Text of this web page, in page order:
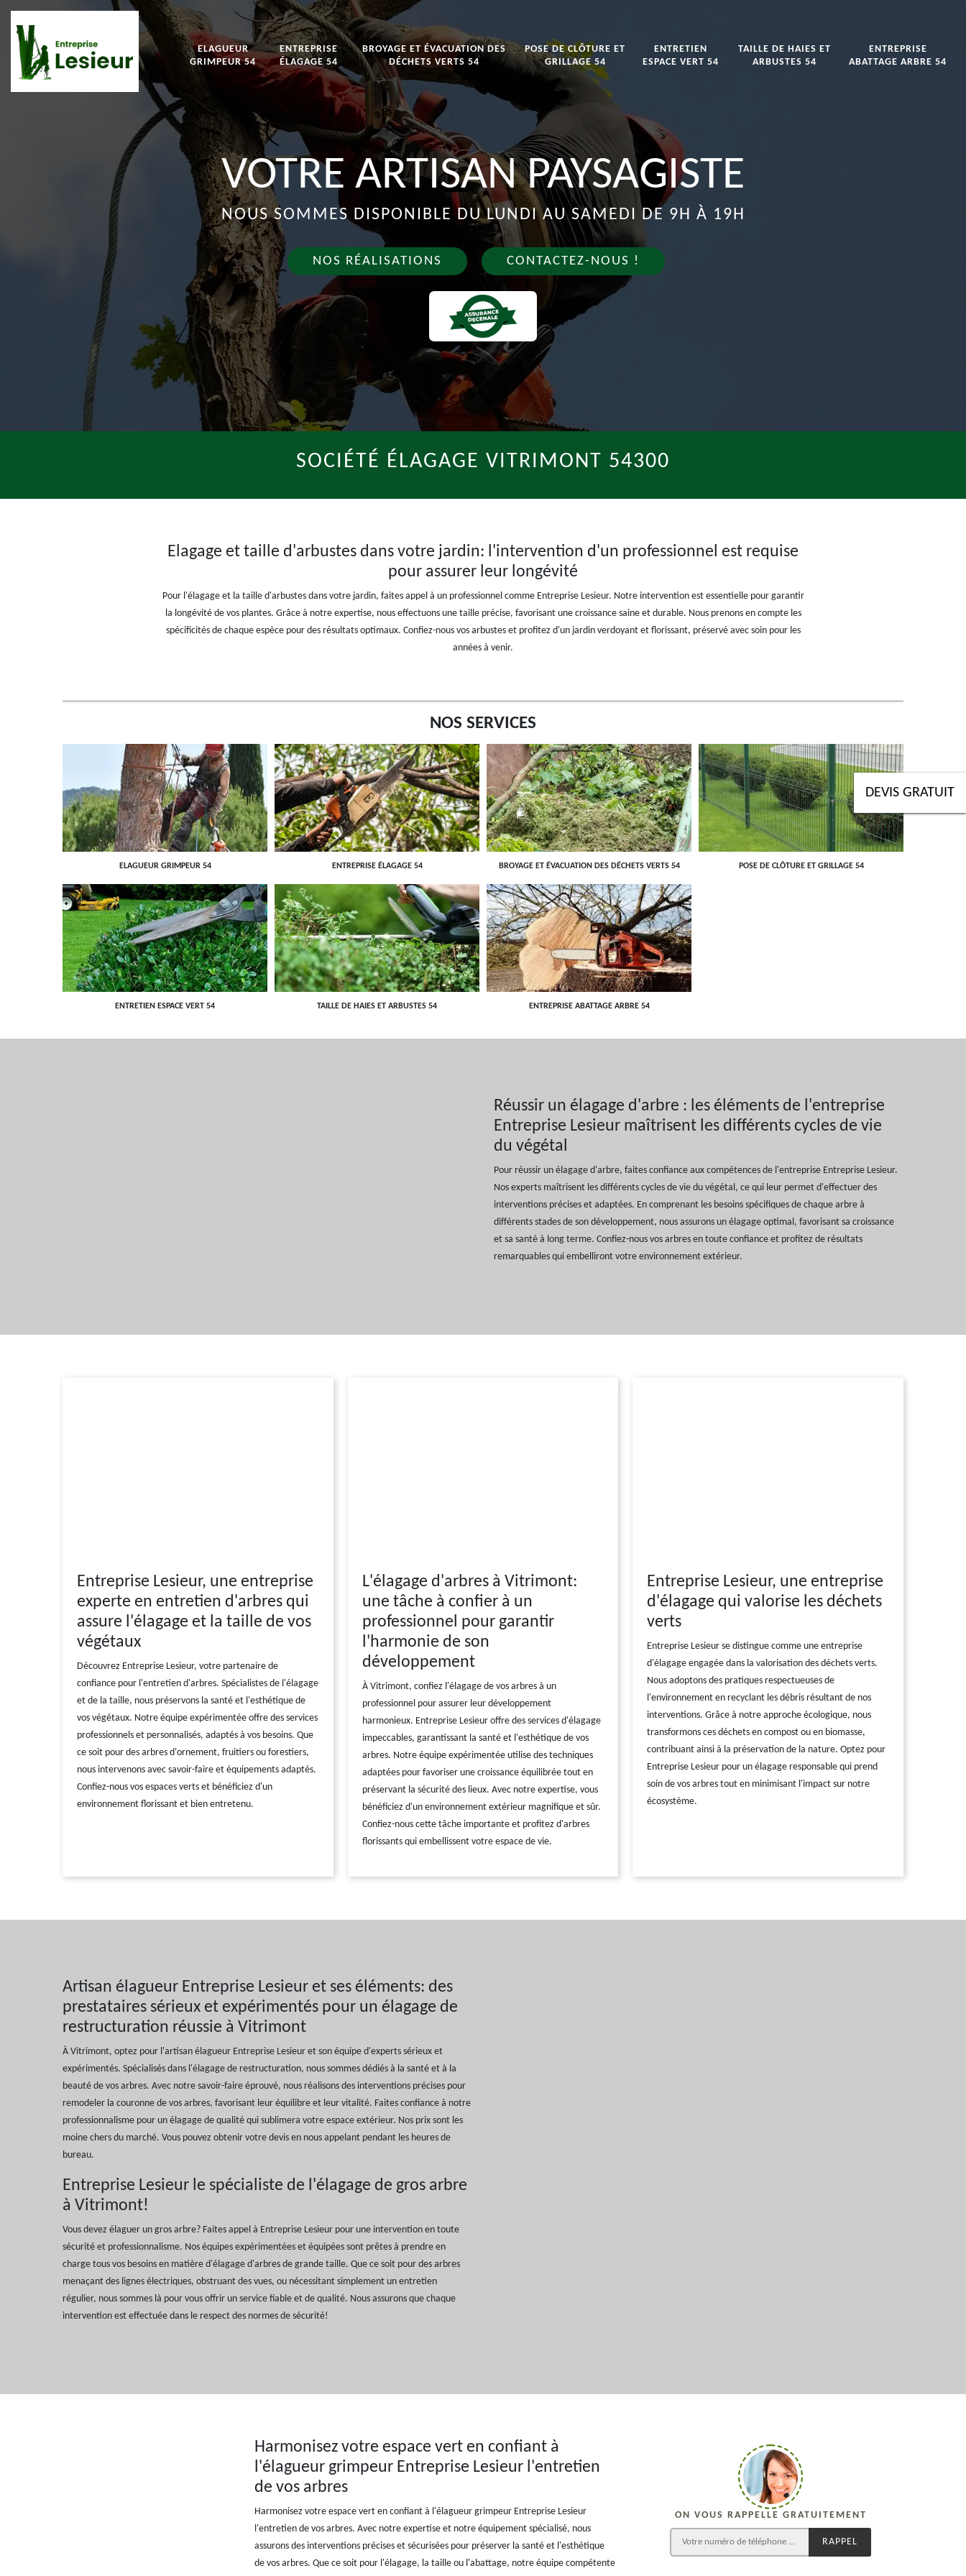
ELAGUEUR
GRIMPEUR 54
ENTREPRISE
ÉLAGAGE 54
BROYAGE ET ÉVACUATION DES
DÉCHETS VERTS 54
POSE DE CLÔTURE ET
GRILLAGE 54
ENTRETIEN
ESPACE VERT 54
TAILLE DE HAIES ET
ARBUSTES 54
ENTREPRISE
ABATTAGE ARBRE 54
VOTRE ARTISAN PAYSAGISTE
NOUS SOMMES DISPONIBLE DU LUNDI AU SAMEDI DE 9H À 19H
NOS RÉALISATIONS CONTACTEZ-NOUS !
DEVIS GRATUIT
SOCIÉTÉ ÉLAGAGE VITRIMONT 54300
Elagage et taille d'arbustes dans votre jardin: l'intervention d'un professionnel est requise
pour assurer leur longévité
Pour l'élagage et la taille d'arbustes dans votre jardin, faites appel à un professionnel comme Entreprise Lesieur. Notre intervention est essentielle pour garantir
la longévité de vos plantes. Grâce à notre expertise, nous effectuons une taille précise, favorisant une croissance saine et durable. Nous prenons en compte les
spécificités de chaque espèce pour des résultats optimaux. Confiez-nous vos arbustes et profitez d'un jardin verdoyant et florissant, préservé avec soin pour les
années à venir.
NOS SERVICES
ELAGUEUR GRIMPEUR 54 ENTREPRISE ÉLAGAGE 54 BROYAGE ET ÉVACUATION DES DÉCHETS VERTS 54 POSE DE CLÔTURE ET GRILLAGE 54
ENTRETIEN ESPACE VERT 54 TAILLE DE HAIES ET ARBUSTES 54 ENTREPRISE ABATTAGE ARBRE 54
Réussir un élagage d'arbre : les éléments de l'entreprise
Entreprise Lesieur maîtrisent les différents cycles de vie
du végétal
Pour réussir un élagage d'arbre, faites confiance aux compétences de l'entreprise Entreprise Lesieur.
Nos experts maîtrisent les différents cycles de vie du végétal, ce qui leur permet d'effectuer des
interventions précises et adaptées. En comprenant les besoins spécifiques de chaque arbre à
différents stades de son développement, nous assurons un élagage optimal, favorisant sa croissance
et sa santé à long terme. Confiez-nous vos arbres en toute confiance et profitez de résultats
remarquables qui embelliront votre environnement extérieur.
Entreprise Lesieur, une entreprise
experte en entretien d'arbres qui
assure l'élagage et la taille de vos
végétaux
Découvrez Entreprise Lesieur, votre partenaire de
confiance pour l'entretien d'arbres. Spécialistes de l'élagage
et de la taille, nous préservons la santé et l'esthétique de
vos végétaux. Notre équipe expérimentée offre des services
professionnels et personnalisés, adaptés à vos besoins. Que
ce soit pour des arbres d'ornement, fruitiers ou forestiers,
nous intervenons avec savoir-faire et équipements adaptés.
Confiez-nous vos espaces verts et bénéficiez d'un
environnement florissant et bien entretenu.
L'élagage d'arbres à Vitrimont:
une tâche à confier à un
professionnel pour garantir
l'harmonie de son
développement
À Vitrimont, confiez l'élagage de vos arbres à un
professionnel pour assurer leur développement
harmonieux. Entreprise Lesieur offre des services d'élagage
impeccables, garantissant la santé et l'esthétique de vos
arbres. Notre équipe expérimentée utilise des techniques
adaptées pour favoriser une croissance équilibrée tout en
préservant la sécurité des lieux. Avec notre expertise, vous
bénéficiez d'un environnement extérieur magnifique et sûr.
Confiez-nous cette tâche importante et profitez d'arbres
florissants qui embellissent votre espace de vie.
Entreprise Lesieur, une entreprise
d'élagage qui valorise les déchets
verts
Entreprise Lesieur se distingue comme une entreprise
d'élagage engagée dans la valorisation des déchets verts.
Nous adoptons des pratiques respectueuses de
l'environnement en recyclant les débris résultant de nos
interventions. Grâce à notre approche écologique, nous
transformons ces déchets en compost ou en biomasse,
contribuant ainsi à la préservation de la nature. Optez pour
Entreprise Lesieur pour un élagage responsable qui prend
soin de vos arbres tout en minimisant l'impact sur notre
écosystème.
Artisan élagueur Entreprise Lesieur et ses éléments: des
prestataires sérieux et expérimentés pour un élagage de
restructuration réussie à Vitrimont
À Vitrimont, optez pour l'artisan élagueur Entreprise Lesieur et son équipe d'experts sérieux et
expérimentés. Spécialisés dans l'élagage de restructuration, nous sommes dédiés à la santé et à la
beauté de vos arbres. Avec notre savoir-faire éprouvé, nous réalisons des interventions précises pour
remodeler la couronne de vos arbres, favorisant leur équilibre et leur vitalité. Faites confiance à notre
professionnalisme pour un élagage de qualité qui sublimera votre espace extérieur. Nos prix sont les
moine chers du marché. Vous pouvez obtenir votre devis en nous appelant pendant les heures de
bureau.
Entreprise Lesieur le spécialiste de l'élagage de gros arbre
à Vitrimont!
Vous devez élaguer un gros arbre? Faites appel à Entreprise Lesieur pour une intervention en toute
sécurité et professionnalisme. Nos équipes expérimentées et équipées sont prêtes à prendre en
charge tous vos besoins en matière d'élagage d'arbres de grande taille. Que ce soit pour des arbres
menaçant des lignes électriques, obstruant des vues, ou nécessitant simplement un entretien
régulier, nous sommes là pour vous offrir un service fiable et de qualité. Nous assurons que chaque
intervention est effectuée dans le respect des normes de sécurité!
Harmonisez votre espace vert en confiant à
l'élagueur grimpeur Entreprise Lesieur l'entretien
de vos arbres
Harmonisez votre espace vert en confiant à l'élagueur grimpeur Entreprise Lesieur
l'entretien de vos arbres. Avec notre expertise et notre équipement spécialisé, nous
assurons des interventions précises et sécurisées pour préserver la santé et l'esthétique
de vos arbres. Que ce soit pour l'élagage, la taille ou l'abattage, notre équipe compétente
ON VOUS RAPPELLE GRATUITEMENT